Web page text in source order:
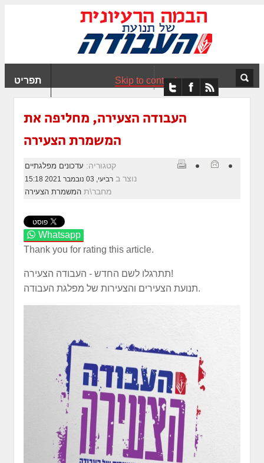
תפריט Skip to content
העבודה הצעירה, מחליפה את
המשמרת הצעירה
קטגוריה: עדכונים מפלגתיים
נוצר ב רביעי, 03 נובמבר 2021 15:18
מחבר\ת המשמרת הצעירה
Whatsapp
Thank you for rating this article.
תתרגלו לשם החדש - העבודה הצעירה!
תנועת הצעירים והצעירות של מפלגת העבודה.